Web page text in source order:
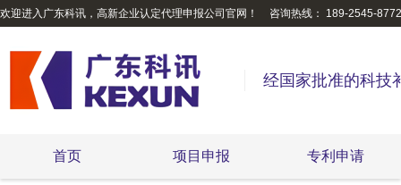
欢迎进入广东科讯，高新企业认定代理申报公司官网！ 咨询热线： 189-2545-8772
经国家批准的科技
首页 项目申报 专利申请